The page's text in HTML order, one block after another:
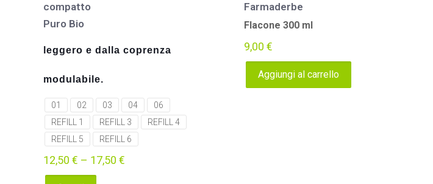
compatto
Puro Bio
leggero e dalla coprenza
modulabile.
01 02 03 04
06
REFILL 1
REFILL 3
REFILL 4
REFILL 5
REFILL 6
12,50 € – 17,50 €
Farmaderbe
Flacone 300 ml
9,00 €
Aggiungi al carrello